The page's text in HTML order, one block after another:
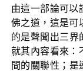
由這一部論可以
佛之道，這是可
的是聲聞出三
就其內容看來：
間的關聯性；